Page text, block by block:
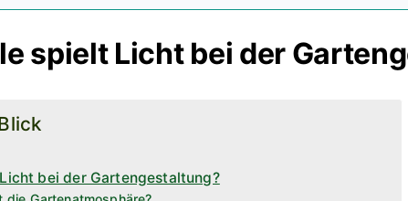
spielt Licht bei der
bei der Gartengestaltung?